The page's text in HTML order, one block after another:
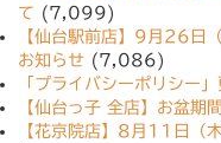
て (7,099)
【仙台駅前店】9月26日
お知らせ (7,086)
「プライバシーポリシー
【仙台っ子 全店】お盆期
【花京院店】8月11日（